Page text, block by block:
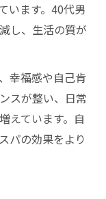
います。40代男
し、生活の質が
幸福感や自己肯
スが整い、日常
えています。自
パの効果をより